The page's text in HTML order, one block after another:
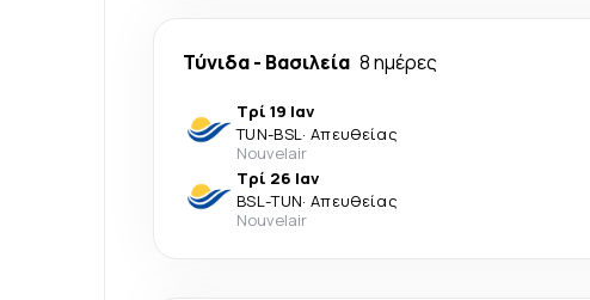
Τύνιδα- Βασιλεία 8 ημέρες
Τρί 19 Ιαν
TUN-BSL· Απευθείας
Nouvelair
Τρί 26 Ιαν
BSL-TUN· Απευθείας
Nouvelair